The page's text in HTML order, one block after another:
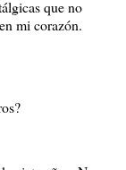
que no
mi corazón.